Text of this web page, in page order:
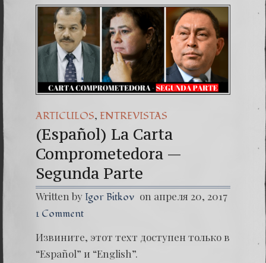
Dr.
ARTICULOS, ENTREVISTAS
(Español) La Carta
Comprometedora —
Segunda Parte
Written by Igor Bitkov on апреля 20, 2017
1 Comment
Извините, этот техт доступен только в
“Español” и “English”.